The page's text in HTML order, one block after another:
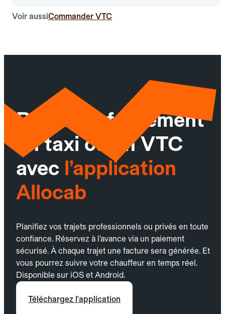
Voir aussiCommander VTC
Réservez facilement
un taxi ou un VTC
avec l’application
Allocab
Planifiez vos trajets professionnels ou privés en toute
confiance. Réservez à l’avance via un paiement
sécurisé. À chaque trajet une facture sera générée. Et
vous pourrez suivre votre chauffeur en temps réel.
Disponible sur iOS et Android.
Téléchargez l'application